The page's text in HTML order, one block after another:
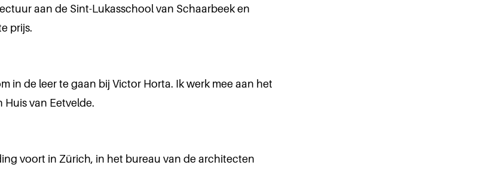
aan de Sint-Lukasschool van Schaarbeek en
prijs.
in de leer te gaan bij Victor Horta. Ik werk mee aan het
Huis van Eetvelde.
voort in Zürich, in het bureau van de architecten